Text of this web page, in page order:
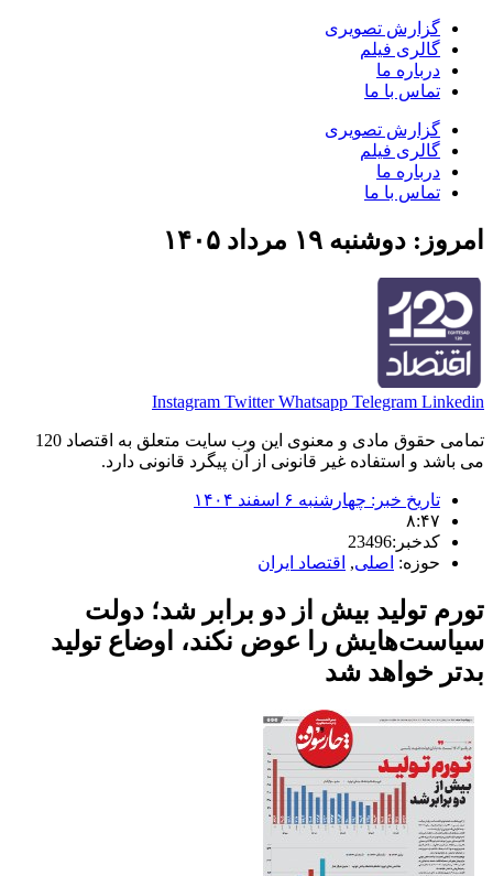
گزارش تصویری
گالری فیلم
درباره ما
تماس با ما
گزارش تصویری
گالری فیلم
درباره ما
تماس با ما
امروز: دوشنبه ۱۹ مرداد ۱۴۰۵
Instagram Twitter Whatsapp Telegram Linkedin
تمامی حقوق مادی و معنوی این وب سایت متعلق به اقتصاد 120
می باشد و استفاده غیر قانونی از آن پیگرد قانونی دارد.
تاریخ خبر: چهارشنبه ۶ اسفند ۱۴۰۴
۸:۴۷
کدخبر:23496
حوزه: اصلی, اقتصاد ایران
تورم تولید بیش از دو برابر شد؛ دولت
سیاست‌هایش را عوض نکند، اوضاع تولید
بدتر خواهد شد